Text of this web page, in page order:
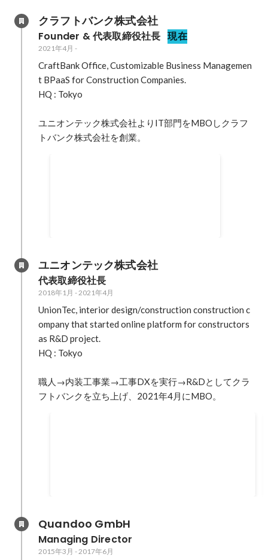
クラフトバンク株式会社
Founder & 代表取締役社長 現在
2021年4月 -
CraftBank Office, Customizable Business Managemen
t BPaaS for Construction Companies.
HQ : Tokyo
ユニオンテック株式会社よりIT部門をMBOしクラフ
トバンク株式会社を創業。
https://newspicks.com/news/9212599/?
ref=search BRIDGE / 工事会社向け経営
管理システム「クラフトバンクオフィ
ス」運営、14.2億円をシリーズA調達
https://thebridge.jp/2023/09/craftbank-
series-a-round-funding BRIDGE / 建設
職人マッチングプラットフォーム
「CraftBank」運営、MBOから2ヶ月で
らから
https://thebridge.jp/2021/06/craftbank-
ユニオンテック株式会社
代表取締役社長
2018年1月 - 2021年4月
UnionTec, interior design/construction construction c
ompany that started online platform for constructors
as R&D project.
HQ : Tokyo
職人→内装工事業→工事DXを実行→R&Dとしてクラ
フトバンクを立ち上げ、2021年4月にMBO。
細な企業プロフィールで精度高める
https://jp.techcrunch.com/2020/03/17/craftbank/
建設現場×職人マッチングの「SUSTINA」が登録
Quandoo GmbH
Managing Director
2015年3月 - 2017年6月